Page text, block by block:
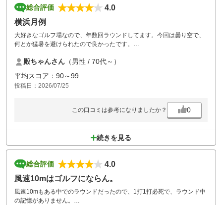
総合評価
4.0
横浜月例
大好きなゴルフ場なので、年数回ラウンドしてます。今回は曇り空で、
何とか猛暑を避けられたので良かったです。
殿ちゃんさん （男性 / 70代～）
平均スコア：90～99
投稿日：2026/07/25
この口コミは参考になりましたか？ 0
続きを見る
総合評価
4.0
風速10mはゴルフにならん。
風速10mもある中でのラウンドだったので、1打1打必死で、ラウンド中
の記憶がありません。